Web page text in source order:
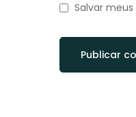
Salvar